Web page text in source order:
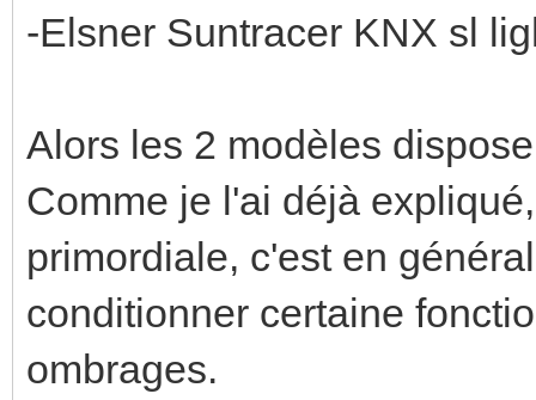
-Elsner Suntracer KNX sl
Alors les 2 modèles
Comme je l'ai déjà
primordiale, c'est en
conditionner certaine
ombrages.